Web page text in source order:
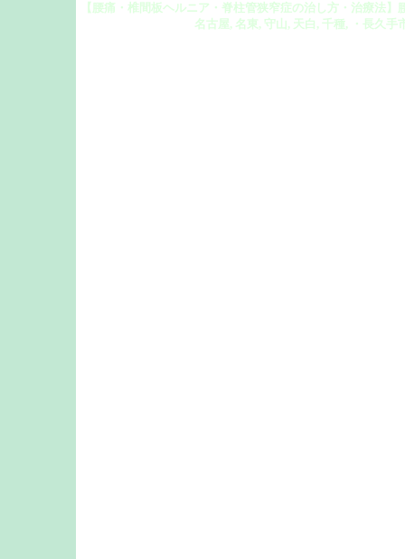
【腰痛・椎間板ヘルニア・脊柱管狭窄症の治し方・治療法
名古屋, 名東, 守山, 天白, 千種, ・長久